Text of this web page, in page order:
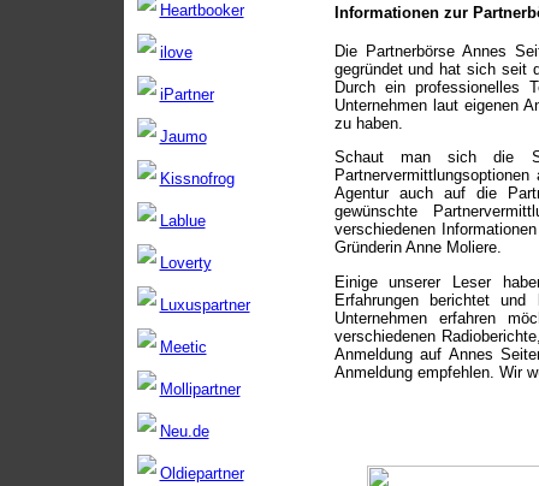
Heartbooker
ilove
iPartner
Jaumo
Kissnofrog
Lablue
Loverty
Luxuspartner
Meetic
Mollipartner
Neu.de
Oldiepartner
Informationen zur
Die Partnerbörse Annes
gegründet und hat sich seit
Durch ein professionelles
Unternehmen laut eigenen
zu haben.
Schaut man sich die
Agentur auch auf die
gewünschte
verschiedenen
Gründerin Anne Moliere.
Einige unserer Leser
Erfahrungen berichtet
Unternehmen erfahren
verschiedenen
Anmeldung auf Annes
Anmeldung empfehlen. Wir